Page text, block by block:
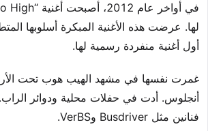
لها. عرضت هذه الأغنية المبكرة أسلوبها
أول أغنية منفردة رسمية لها.
غمرت نفسها في مشهد الهيب هوب تحت
أنجلوس. أدت في حفلات محلية ودوائر
فنانين مثل Busdriver وVerBS.